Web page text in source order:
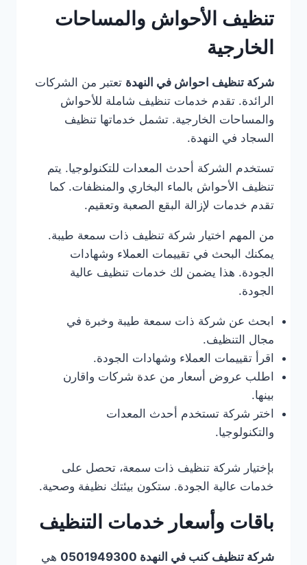
تنظيف الأحواش والمساحات
الخارجية
شركة تنظيف احواش في النهدة تعتبر من الشركات
الرائدة. تقدم خدمات تنظيف شاملة للأحواش
والمساحات الخارجية. تشمل خدماتها تنظيف
السجاد في النهدة.
تستخدم الشركة أحدث المعدات للتكنولوجيا. يتم
تنظيف الأحواش بالماء البخاري والمنظفات. كما
تقدم خدمات لإزالة البقع الصعبة وتعقيم.
من المهم اختيار شركة تنظيف ذات سمعة طيبة.
يمكنك البحث في تقييمات العملاء وشهادات
الجودة. هذا يضمن لك خدمات تنظيف عالية
الجودة.
ابحث عن شركة ذات سمعة طيبة وخبرة في
مجال التنظيف.
اقرأ تقييمات العملاء وشهادات الجودة.
اطلب عروض أسعار من عدة شركات واقارن
بينها.
اختر شركة تستخدم أحدث المعدات
والتكنولوجيا.
بإختيار شركة تنظيف ذات سمعة، تحصل على
خدمات عالية الجودة. ستكون بيئتك نظيفة وصحية.
باقات وأسعار خدمات التنظيف
شركة تنظيف كنب في النهدة 0501949300
هي